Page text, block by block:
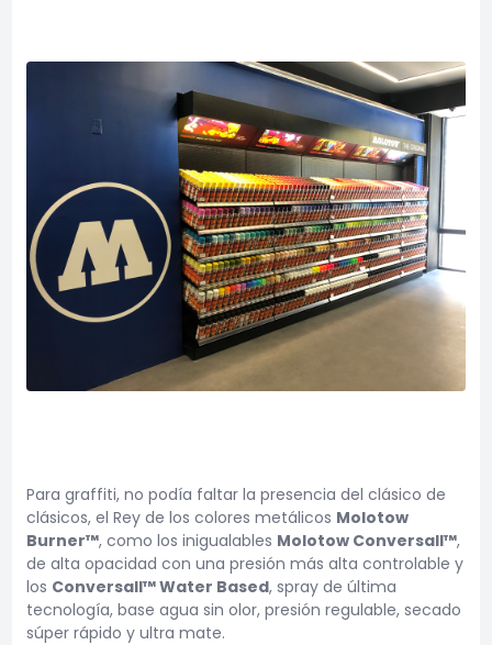
Para graffiti, no podía faltar la presencia del clásico de
clásicos, el Rey de los colores metálicos Molotow
Burner™, como los inigualables Molotow Conversall™,
de alta opacidad con una presión más alta controlable y
los Conversall™ Water Based, spray de última
tecnología, base agua sin olor, presión regulable, secado
súper rápido y ultra mate.